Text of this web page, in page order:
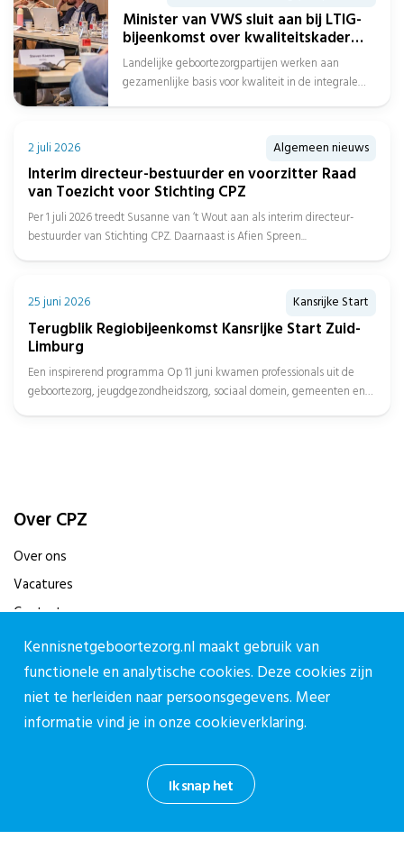
Minister van VWS sluit aan bij LTIG-
bijeenkomst over kwaliteitskader
integrale geboortezorg
Landelijke geboortezorgpartijen werken aan
gezamenlijke basis voor kwaliteit in de integrale
2 juli 2026 Algemeen nieuws
Interim directeur-bestuurder en voorzitter Raad
van Toezicht voor Stichting CPZ
Per 1 juli 2026 treedt Susanne van ‘t Wout aan als interim directeur-
bestuurder van Stichting CPZ. Daarnaast is Afien Spreen...
25 juni 2026 Kansrijke Start
Terugblik Regiobijeenkomst Kansrijke Start Zuid-
Limburg
Een inspirerend programma Op 11 juni kwamen professionals uit de
geboortezorg, jeugdgezondheidszorg, sociaal domein, gemeenten en
Over CPZ
Over ons
Vacatures
Contact
Contact
Contactpagina
030-27 39 786
Mercatorlaan 1200, 3528 BL Utrecht
Blijf op de hoogte
Ik snap het
Kennisnetgeboortezorg.nl maakt gebruik van
functionele en analytische cookies. Deze cookies zijn
niet te herleiden naar persoonsgegevens. Meer
informatie vind je in onzecookieverklaring.